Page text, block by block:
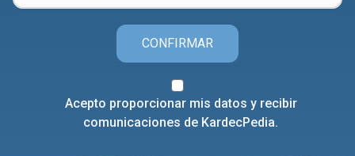
espiritistas
CONFIRMAR
Acepto proporcionar mis datos y recibir
comunicaciones de KardecPedia.